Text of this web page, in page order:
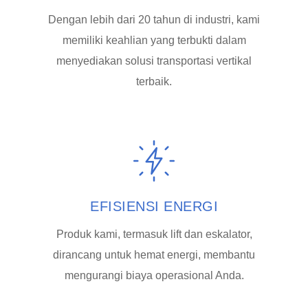
Dengan lebih dari 20 tahun di industri, kami
memiliki keahlian yang terbukti dalam
menyediakan solusi transportasi vertikal
terbaik.
EFISIENSI ENERGI
Produk kami, termasuk lift dan eskalator,
dirancang untuk hemat energi, membantu
mengurangi biaya operasional Anda.